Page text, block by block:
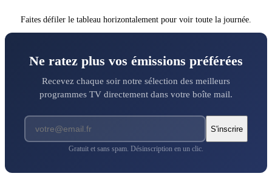
Faites défiler le tableau horizontalement pour voir toute la journée.
Ne ratez plus vos émissions préférées
Recevez chaque soir notre sélection des meilleurs
programmes TV directement dans votre boîte mail.
S'inscrire
Gratuit et sans spam. Désinscription en un clic.